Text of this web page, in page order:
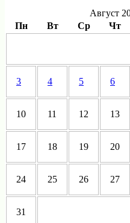
Август
Пн
Вт Ср Чт
3 4 5 6
10 11 12 13
17 18 19 20
24 25 26 27
31